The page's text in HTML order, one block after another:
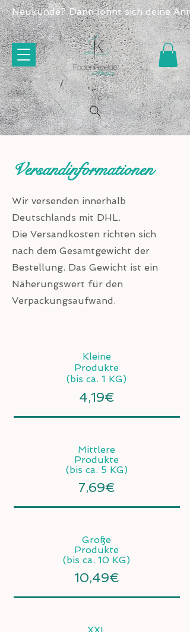
Neukunde? Dann lohnt sich deine
Versandinformationen
Wir versenden innerhalb
Deutschlands mit DHL.
Die Versandkosten richten sich
nach dem Gesamtgewicht der
Bestellung. Das Gewicht ist ein
Näherungswert für den
Verpackungsaufwand.
Kleine
Produkte
(bis ca. 1 KG)
4,19€
Mittlere
Produkte
(bis ca. 5 KG)
7,69€
Große
Produkte
(bis ca. 10 KG)
10,49€
XXL